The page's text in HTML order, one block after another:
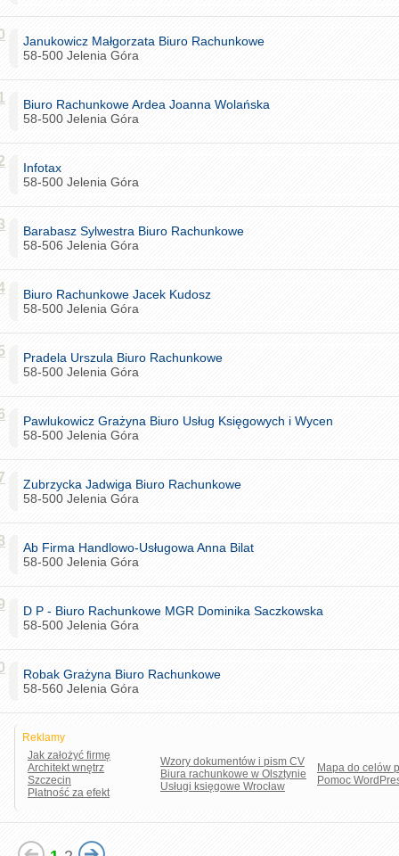
Janukowicz Małgorzata Biuro Rachunkowe
58-500 Jelenia Góra
Biuro Rachunkowe Ardea Joanna Wolańska
58-500 Jelenia Góra
Infotax
58-500 Jelenia Góra
Barabasz Sylwestra Biuro Rachunkowe
58-506 Jelenia Góra
Biuro Rachunkowe Jacek Kudosz
58-500 Jelenia Góra
Pradela Urszula Biuro Rachunkowe
58-500 Jelenia Góra
Pawlukowicz Grażyna Biuro Usług Księgowych i Wycen
58-500 Jelenia Góra
Zubrzycka Jadwiga Biuro Rachunkowe
58-500 Jelenia Góra
Ab Firma Handlowo-Usługowa Anna Bilat
58-500 Jelenia Góra
D P - Biuro Rachunkowe MGR Dominika Saczkowska
58-500 Jelenia Góra
Robak Grażyna Biuro Rachunkowe
58-560 Jelenia Góra
Reklamy
Jak założyć firmę
Architekt wnętrz
Szczecin
Płatność za efekt
Wzory dokumentów i pism CV
Biura rachunkowe w Olsztynie
Usługi księgowe Wrocław
Mapa do celów
Pomoc